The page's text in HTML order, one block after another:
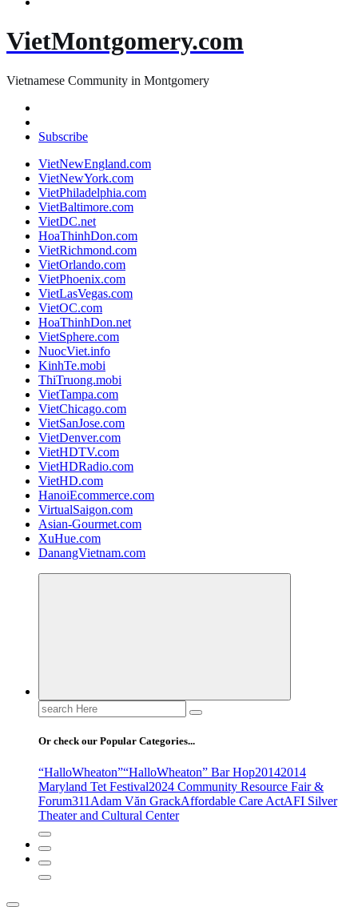
VietMontgomery.com
Vietnamese Community in Montgomery
Subscribe
VietNewEngland.com
VietNewYork.com
VietPhiladelphia.com
VietBaltimore.com
VietDC.net
HoaThinhDon.com
VietRichmond.com
VietOrlando.com
VietPhoenix.com
VietLasVegas.com
VietOC.com
HoaThinhDon.net
VietSphere.com
NuocViet.info
KinhTe.mobi
ThiTruong.mobi
VietTampa.com
VietChicago.com
VietSanJose.com
VietDenver.com
VietHDTV.com
VietHDRadio.com
VietHD.com
HanoiEcommerce.com
VirtualSaigon.com
Asian-Gourmet.com
XuHue.com
DanangVietnam.com
Search
for:
Or check our Popular Categories...
“HalloWheaton”“HalloWheaton” Bar Hop20142014
Maryland Tet Festival2024 Community Resource Fair &
Forum311 Adam Văn GrackAffordable Care ActAFI Silver
Theater and Cultural Center